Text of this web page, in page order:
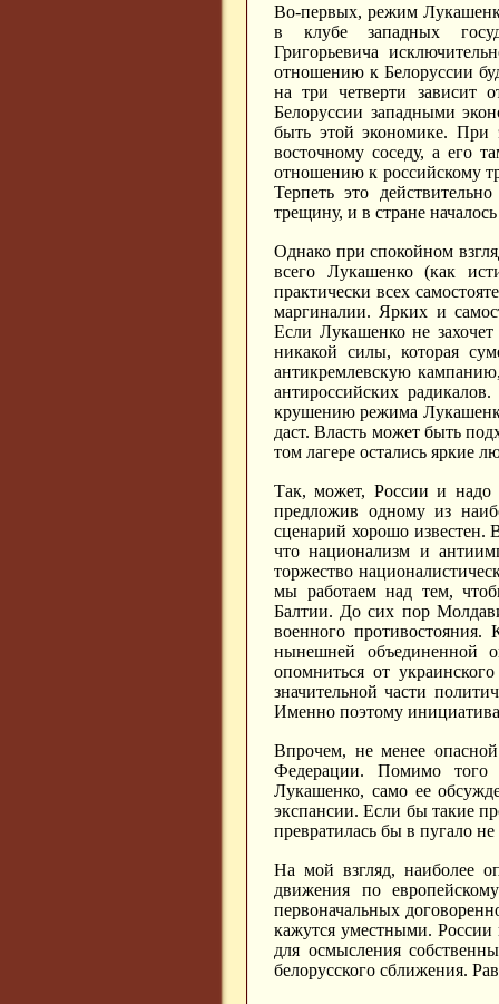
Во-первых, режим
в клубе западных
Григорьевича
отношению к Белоруссии
на три четверти зависит
Белоруссии западными
быть этой экономике. При
восточному соседу, а его
отношению к российскому
Терпеть это
трещину, и в стране
Однако при спокойном
всего Лукашенко (как
практически всех
маргиналии. Ярких и
Если Лукашенко не
никакой силы, которая
антикремлевскую
антироссийских
крушению режима
даст. Власть может быть
том лагере остались яркие
Так, может, России и надо
предложив одному из
сценарий хорошо известен.
что национализм и
торжество
мы работаем над тем,
Балтии. До сих пор
военного
нынешней объединенной
опомниться от
значительной части
Именно поэтому инициатива
Впрочем, не менее
Федерации. Помимо того
Лукашенко, само ее
экспансии. Если бы такие
превратилась бы в пугало
На мой взгляд, наиболее
движения по
первоначальных
кажутся уместными.
для осмысления
белорусского сближения.